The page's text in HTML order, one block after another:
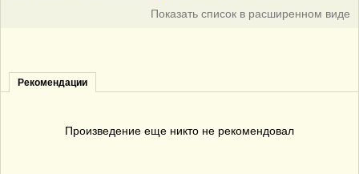
Показать список в расширенном виде
Рекомендации
Произведение еще никто не рекомендовал